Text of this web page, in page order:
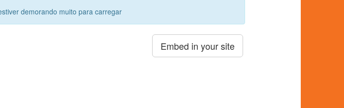
demorando muito para carregar
Embed in your site